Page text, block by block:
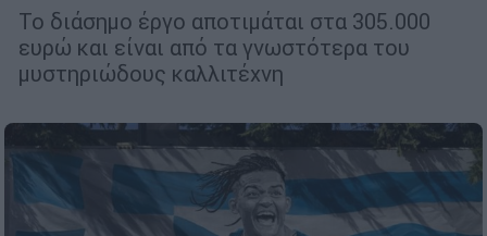
Το διάσημο έργο αποτιμάται στα 305.000
ευρώ και είναι από τα γνωστότερα του
μυστηριώδους καλλιτέχνη